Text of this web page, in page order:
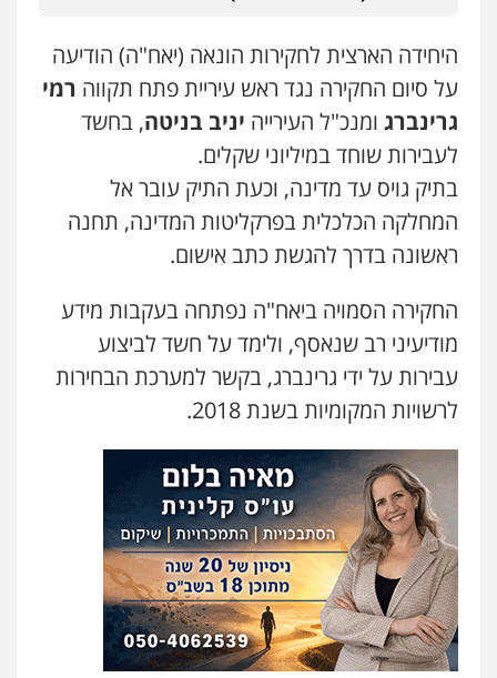
וחקירות
0524122241
עו"ד ד"ר איתן פינקלשטיין
כלכלי הלבנת הון חילוט
0507061374
0537470000
מצגר ושות', חברת עורכי דין
נדל"ן / עסקים משפחה
0545402829
עורך דין תמיר אלטיט
פלילי תעבורה
0545577862
אברהם שהבזי – משרד עורכי דין
מיסים כלכלי פלילי פשיעה כלכלית
היחידה הארצית לחקירות הונאה (יאח"ה) הודיעה
על סיום החקירה נגד ראש עיריית פתח תקווה רמי
גרינברג ומנכ"ל העירייה יניב בניטה, בחשד
לעבירות שוחד במיליוני שקלים.
בתיק גויס עד מדינה, וכעת התיק עובר אל
המחלקה הכלכלית בפרקליטות המדינה, תחנה
ראשונה בדרך להגשת כתב אישום.
החקירה הסמויה ביאח"ה נפתחה בעקבות מידע
מודיעיני רב שנאסף, ולימד על חשד לביצוע
עבירות על ידי גרינברג, בקשר למערכת הבחירות
לרשויות המקומיות בשנת 2018.